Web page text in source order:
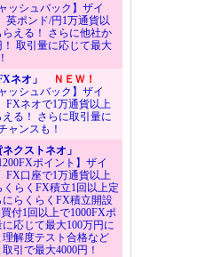
ッシュバック】ザイ
英ポンド/円1万通貨以
らえる！ さらに他社か
！ 取引量に応じて最大
ネオ」
ＮＥＷ！
ッシュバック】ザイ
FXネオで1万通貨以上
る！ さらに取引量に
ャンスも！
クストネオ」
ポイント】ザイ
FX口座で1万通貨以上
くらくFX積立1回以上定
らくらくFX積立開設
付1回以上で1000FXポ
応じて最大100万円に
解度テスト合格など
引で最大4000円！